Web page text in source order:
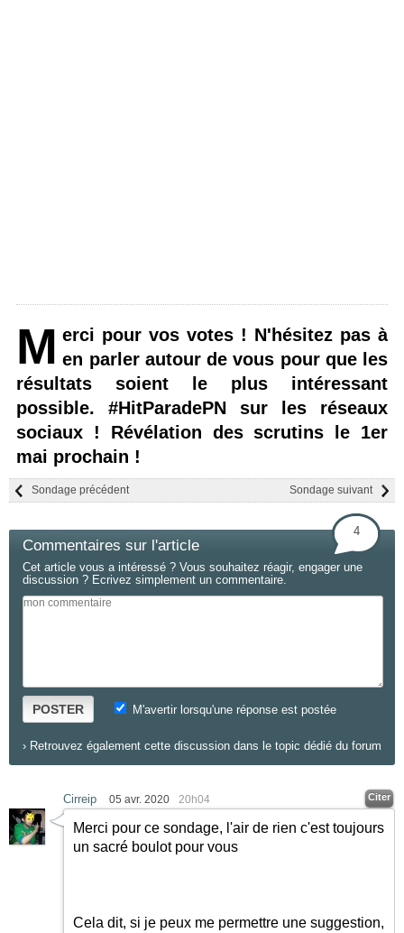
M erci pour vos votes ! N'hésitez pas à
en parler autour de vous pour que les
résultats soient le plus intéressant
possible. #HitParadePN sur les réseaux
sociaux ! Révélation des scrutins le 1er
mai prochain !
Sondage suivant
Sondage précédent
Commentaires sur l'article
4
Cet article vous a intéressé ? Vous souhaitez réagir, engager une
discussion ? Ecrivez simplement un commentaire.
POSTER M'avertir lorsqu'une réponse est postée
› Retrouvez également cette discussion dans le topic dédié du forum
Cirreip 05 avr. 2020 20h04 Citer
Merci pour ce sondage, l'air de rien c'est toujours
un sacré boulot pour vous
Cela dit, si je peux me permettre une suggestion,